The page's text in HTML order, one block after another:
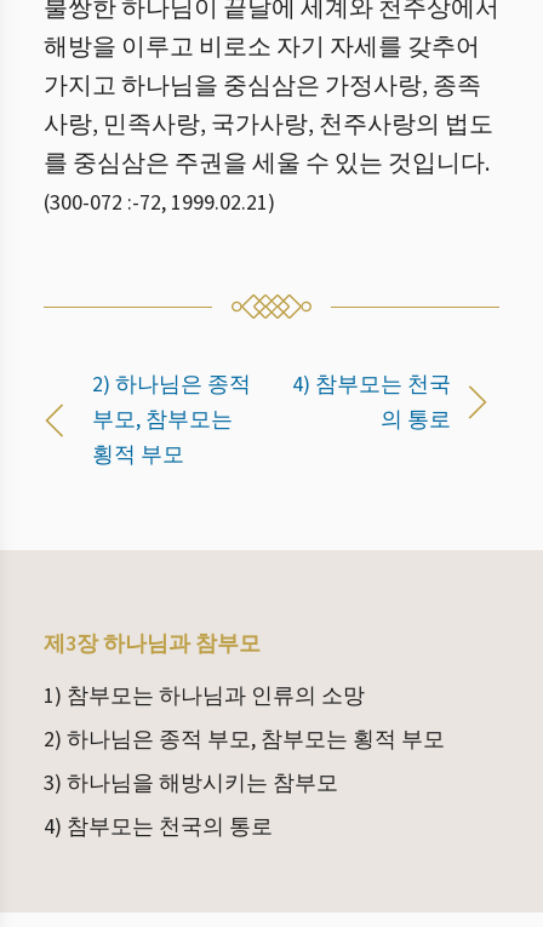
불쌍한 하나님이 끝날에 세계와 천주상에서
해방을 이루고 비로소 자기 자세를 갖추어
가지고 하나님을 중심삼은 가정사랑, 종족
사랑, 민족사랑, 국가사랑, 천주사랑의 법도
를 중심삼은 주권을 세울 수 있는 것입니다.
(300-072 :-72, 1999.02.21)
2) 하나님은 종적
부모, 참부모는
횡적 부모
4) 참부모는 천국
의 통로
제3장 하나님과 참부모
1) 참부모는 하나님과 인류의 소망
2) 하나님은 종적 부모, 참부모는 횡적 부모
3) 하나님을 해방시키는 참부모
4) 참부모는 천국의 통로